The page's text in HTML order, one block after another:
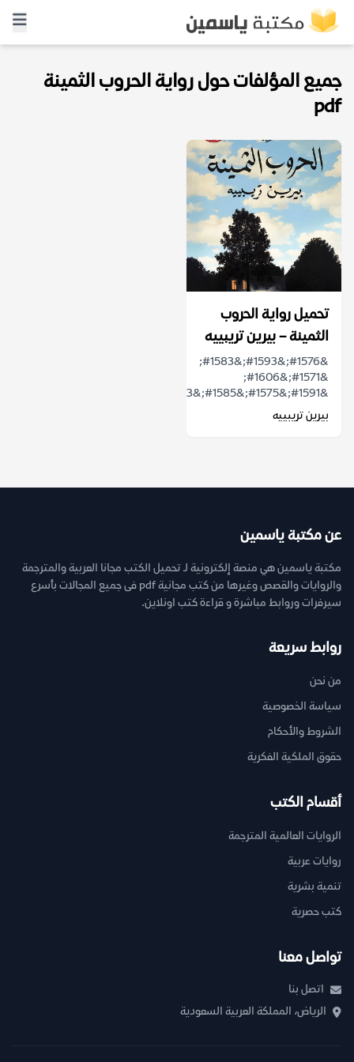
جميع المؤلفات حول رواية الحروب الثمينة
pdf
تحميل رواية الحروب
الثمينة – بيرين تريبييه
&#1576;&#1593;&#1583;
&#1571;&#1606;
&#1591;&#1575;&#1585;&#1583;&#1607;&#1575;...
بيرين تريبييه
عن مكتبة ياسمين
مكتبة ياسمين هي منصة إلكترونية لـ تحميل الكتب مجانا العربية والمترجمة
والروايات والقصص وغيرها من كتب مجانية pdf فى جميع المجالات بأسرع
سيرفرات وروابط مباشرة و قراءة كتب اونلاين.
روابط سريعة
من نحن
سياسة الخصوصية
الشروط والأحكام
حقوق الملكية الفكرية
أقسام الكتب
الروايات العالمية المترجمة
روايات عربية
تنمية بشرية
كتب حصرية
تواصل معنا
اتصل بنا
الرياض، المملكة العربية السعودية